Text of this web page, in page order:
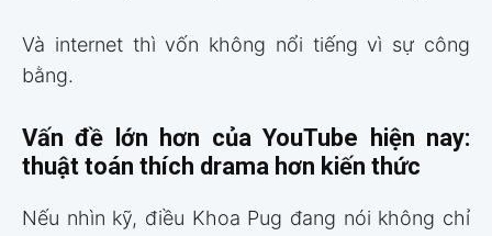
Và internet thì vốn không nổi tiếng vì sự công
bằng.
Vấn đề lớn hơn của YouTube hiện nay:
thuật toán thích drama hơn kiến thức
Nếu nhìn kỹ, điều Khoa Pug đang nói không chỉ